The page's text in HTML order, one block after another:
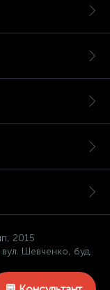
2015
Шевченко, буд.